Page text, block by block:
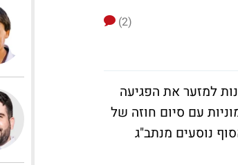
(2)
למזער את הפגיעה
עם סיום חוזה של
נוסעים מנתב"ג